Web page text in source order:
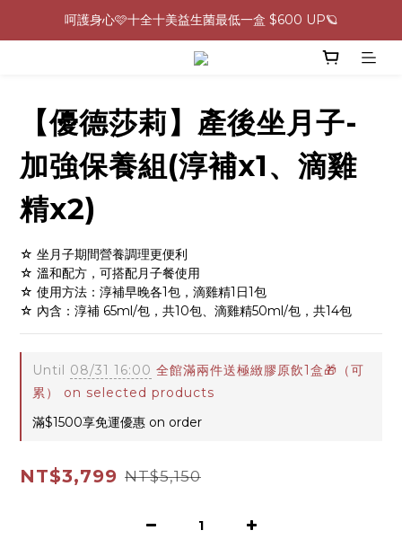
0805-0808指定商品滿$2000結帳88折💖
生理期救星！暖宮調理組限時優惠✨
【優德莎莉】產後坐月子-
加強保養組(淳補x1、滴雞
精x2)
☆ 坐月子期間營養調理更便利
☆ 溫和配方，可搭配月子餐使用
☆ 使用方法：淳補早晚各1包，滴雞精1日1包
☆ 內含：淳補 65ml/包，共10包、滴雞精50ml/包，共14包
Until 08/31 16:00 全館滿兩件送極緻膠原飲1盒🎁（可
累） on selected products
滿$1500享免運優惠 on order
NT$3,799 NT$5,150